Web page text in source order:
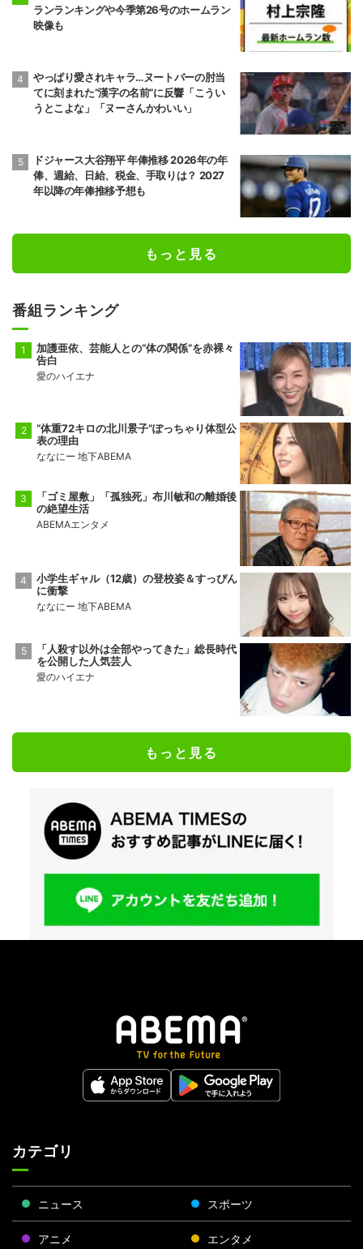
週間
大谷翔平 2026ホームラン数 最新のホーム
ランランキングや今季第25、26号のホーム
ラン映像も
【高校野球】春・夏の甲子園歴代優勝校一
覧、都道府県別優勝回数ランキング
村上宗隆 2026ホームラン数 最新のホーム
ランランキングや今季第26号のホームラン
やっぱり愛されキャラ…ヌートバーの肘当
うとこよな」「ヌーさんかわいい」
年以降の年俸推移予想も
もっと見る
加護亜依、芸能人との“体の関係”を赤裸々
告白
“体重72キロの北川景子”ぽっちゃり体型公
表の理由
小学生ギャル（12歳）の登校姿＆すっぴん
に衝撃
ななにー 地下ABEMA
「人殺す以外は全部やってきた」総長時代
を公開した人気芸人